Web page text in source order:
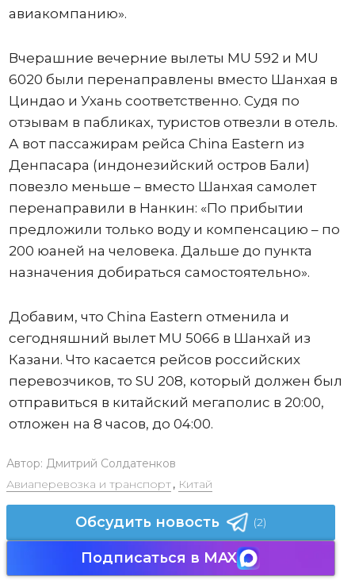
авиакомпанию».
Вчерашние вечерние вылеты MU 592 и MU
6020 были перенаправлены вместо Шанхая в
Циндао и Ухань соответственно. Судя по
отзывам в пабликах, туристов отвезли в отель.
А вот пассажирам рейса China Eastern из
Денпасара (индонезийский остров Бали)
повезло меньше – вместо Шанхая самолет
перенаправили в Нанкин: «По прибытии
предложили только воду и компенсацию – по
200 юаней на человека. Дальше до пункта
назначения добираться самостоятельно».
Добавим, что China Eastern отменила и
сегодняшний вылет MU 5066 в Шанхай из
Казани. Что касается рейсов российских
перевозчиков, то SU 208, который должен был
отправиться в китайский мегаполис в 20:00,
отложен на 8 часов, до 04:00.
Автор: Дмитрий Солдатенков
Авиаперевозка и транспорт, Китай
Обсудить новость (2)
Подписаться в MAX